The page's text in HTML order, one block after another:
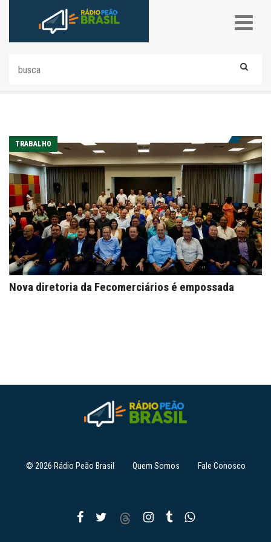
TRABALHO
Nova diretoria da Fecomerciários é empossada
© 2026 Rádio Peão Brasil Quem Somos Fale Conosco